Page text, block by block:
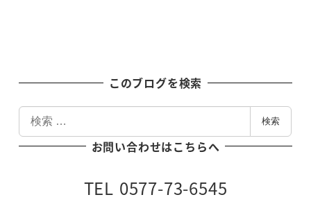
このブログを検索
検
索
検索
お問い合わせはこちらへ
TEL 0577-73-6545